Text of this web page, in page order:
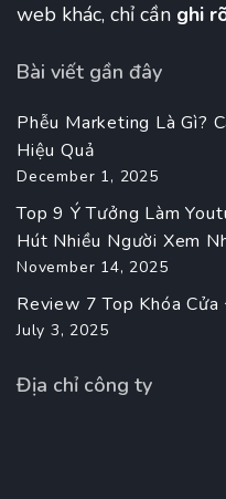
web khác, chỉ cần ghi
Bài viết gần đây
Phễu Marketing Là Gì?
Hiệu Quả
December 1, 2025
Top 9 Ý Tưởng Làm
Hút Nhiều Người Xem
November 14, 2025
Review 7 Top Khóa
July 3, 2025
Địa chỉ công ty